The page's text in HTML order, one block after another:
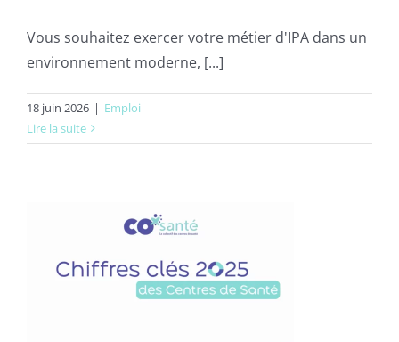
Vous souhaitez exercer votre métier d'IPA dans un
environnement moderne, [...]
18 juin 2026 | Emploi
Lire la suite